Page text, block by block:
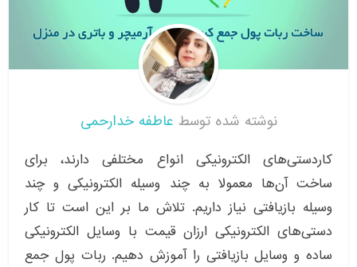
نوشته شده توسط عاطفه خدارحمی
کاردستی‌های الکترونیکی انواع مختلفی دارند، برای
ساخت آن‌ها معمولا به چند وسیله الکترونیکی و چند
وسیله بازیافتی نیاز داریم. تلاش ما بر این است تا کار
دستی‌های الکترونیکی ارزان قیمت با وسایل الکترونیکی
ساده و وسایل بازیافتی را آموزش دهیم. ربات پول جمع